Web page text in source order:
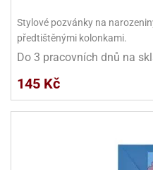
Stylové pozvánky na
předtištěnými kolonkami.
Do 3 pracovních dnů na
145 Kč